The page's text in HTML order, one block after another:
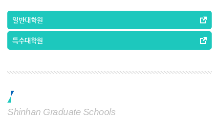
일반대학원
특수대학원
Shinhan Graduate Schools